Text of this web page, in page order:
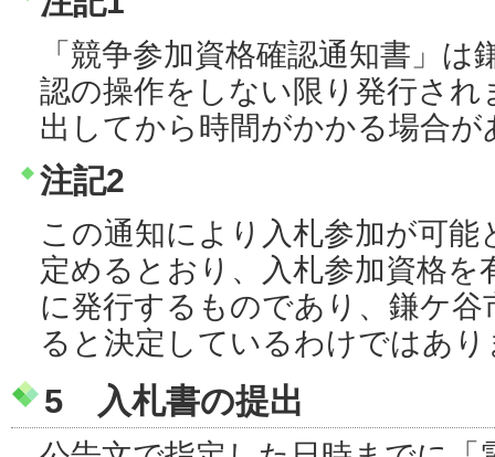
「競争参加資格確認通知書」
認の操作をしない限り発行さ
出してから時間がかかる場合が
注記2
この通知により入札参加が可
定めるとおり、入札参加資格
に発行するものであり、鎌ケ
ると決定しているわけではあ
5 入札書の提出